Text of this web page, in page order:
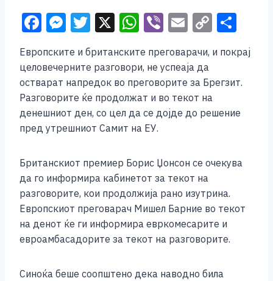
F
c
e
b
o
o
k
M
ss
e
n
g
er
T
tt
er
X W
at
s
A
p
p
Vi
er
E
ai
l
C
p
y
Li
n
ar
e
Европските и британските преговарачи, и покрај
целовечерните разговори, не успеаја да
остварат напредок во преговорите за Брегзит.
Разговорите ќе продолжат и во текот на
денешниот ден, со цел да се дојде до решение
пред утрешниот Самит на ЕУ.
Британскиот премиер Борис Џонсон се очекува
да го информира кабинетот за текот на
разговорите, кои продолжија рано изутрина.
Европскиот преговарач Мишел Барние во текот
на денот ќе ги информира евркомесарите и
евроамбасадорите за текот на разговорите.
Синоќа беше соопштено дека наводно била